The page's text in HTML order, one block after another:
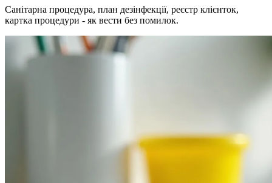
Санітарна процедура, план дезінфекції, реєстр клієнток,
картка процедури - як вести без помилок.